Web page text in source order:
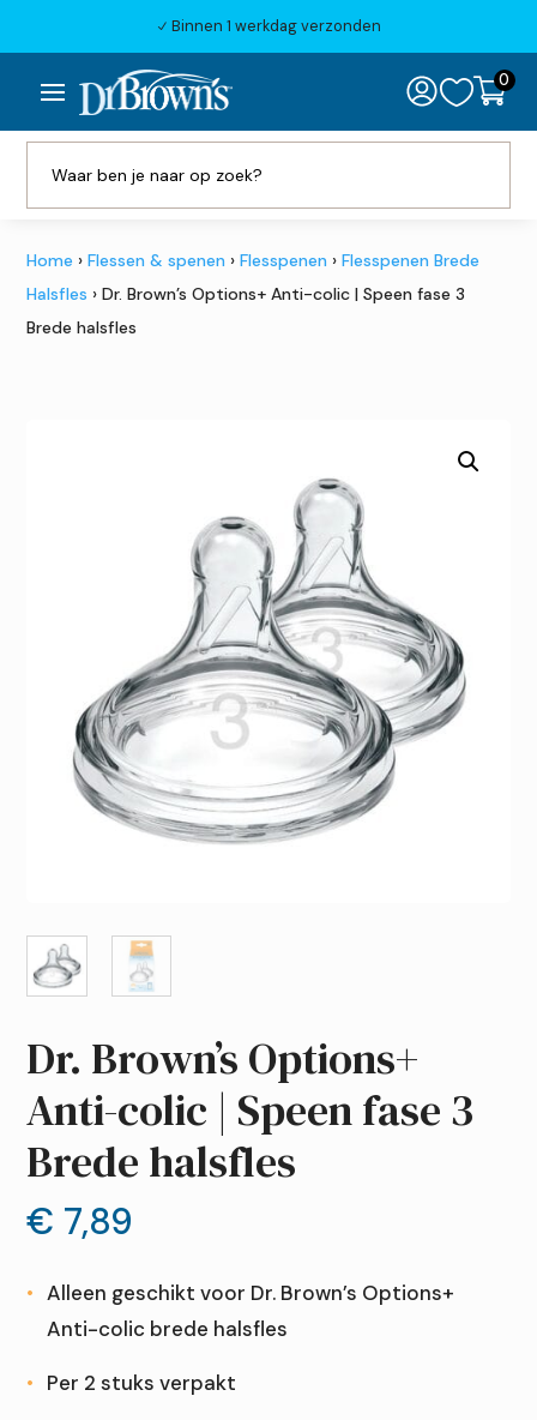
N Binnen 1 werkdag verzonden
 0
Home ›Flessen & spenen ›Flesspenen ›Flesspenen Brede
Halsfles › Dr. Brown’s Options+ Anti-colic | Speen fase 3
Brede halsfles
Dr. Brown’s Options+
Anti-colic | Speen fase 3
Brede halsfles
€ 7,89
Alleen geschikt voor Dr. Brown’s Options+
Anti-colic brede halsfles
Per 2 stuks verpakt